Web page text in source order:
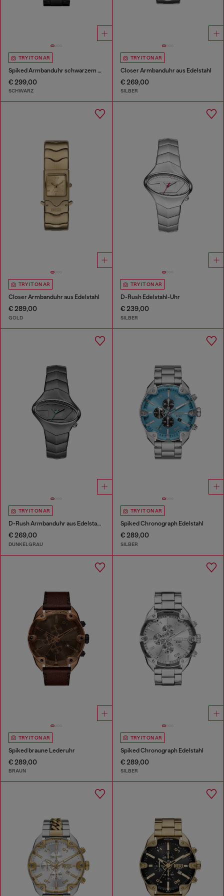
TRY IT ON AR
Spiked Armbanduhr schwarzem Edelstahl
€ 299,00
SCHWARZ
TRY IT ON AR
Closer Armbanduhr aus Edelstahl
€ 269,00
SILBER
TRY IT ON AR
Closer Armbanduhr aus Edelstahl
€ 289,00
GOLD
TRY IT ON AR
D-Rush Edelstahl-Uhr
€ 239,00
SILBER
TRY IT ON AR
D-Rush Armbanduhr aus Edelstahl in Gunmetal
€ 269,00
DUNKELGRAU
TRY IT ON AR
Spiked Chronograph Edelstahl
€ 289,00
SILBER
TRY IT ON AR
Spiked braune Lederuhr
€ 289,00
BRAUN
TRY IT ON AR
Spiked Chronograph Edelstahl
€ 289,00
SILBER